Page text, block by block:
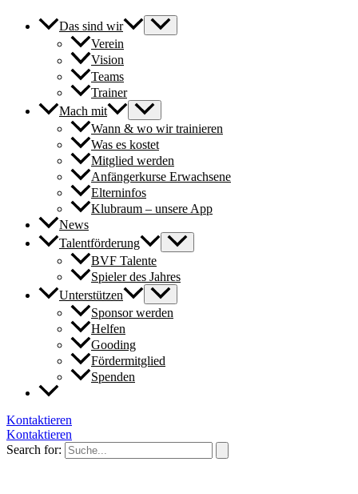
Das sind wir
Verein
Vision
Teams
Trainer
Mach mit
Wann & wo wir trainieren
Was es kostet
Mitglied werden
Anfängerkurse Erwachsene
Elterninfos
Klubraum – unsere App
News
Talentförderung
BVF Talente
Spieler des Jahres
Unterstützen
Sponsor werden
Helfen
Gooding
Fördermitglied
Spenden
Kontaktieren
Kontaktieren
Search for: